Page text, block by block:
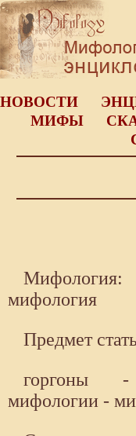
НОВОСТИ
МИФЫ
мифология
Предмет
горгоны -
мифологии -